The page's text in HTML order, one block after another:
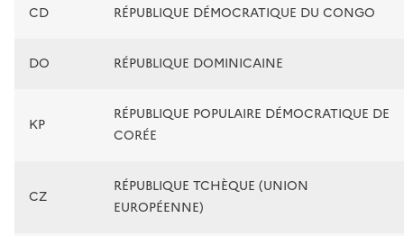
CD RÉPUBLIQUE DÉMOCRATIQUE DU CONGO
DO RÉPUBLIQUE DOMINICAINE
KP
RÉPUBLIQUE POPULAIRE DÉMOCRATIQUE DE
CORÉE
CZ
RÉPUBLIQUE TCHÈQUE (UNION
EUROPÉENNE)